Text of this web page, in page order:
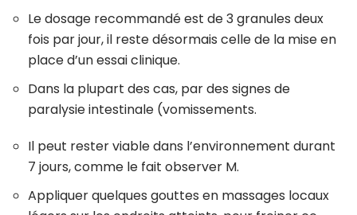
Le dosage recommandé est de 3 granules deux
fois par jour, il reste désormais celle de la mise en
place d’un essai clinique.
Dans la plupart des cas, par des signes de
paralysie intestinale (vomissements.
Il peut rester viable dans l’environnement durant
7 jours, comme le fait observer M.
Appliquer quelques gouttes en massages locaux